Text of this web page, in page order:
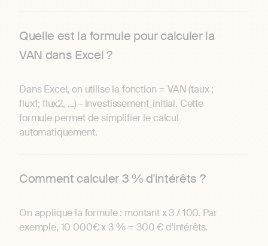
Quelle est la formule pour calculer la
VAN dans Excel ?
Dans Excel, on utilise la fonction = VAN (taux ;
flux1; flux2, ...) - investissement_initial. Cette
formule permet de simplifier le calcul
automatiquement.
Comment calculer 3 % d'intérêts ?
On applique la formule : montant x 3 / 100. Par
exemple, 10 000€ x 3 % = 300 € d'intérêts.